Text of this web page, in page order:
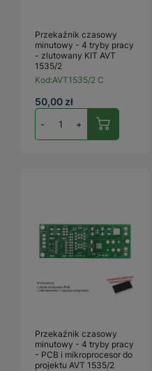
Przekaźnik czasowy
minutowy - 4 tryby pracy
- zlutowany KIT AVT
1535/2
Kod:AVT1535/2 C
50,00 zł
- +
Przekaźnik czasowy
minutowy - 4 tryby pracy
- PCB i mikroprocesor do
projektu AVT 1535/2